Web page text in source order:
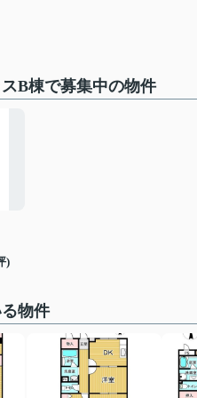
B棟で募集中の物件
)
物件